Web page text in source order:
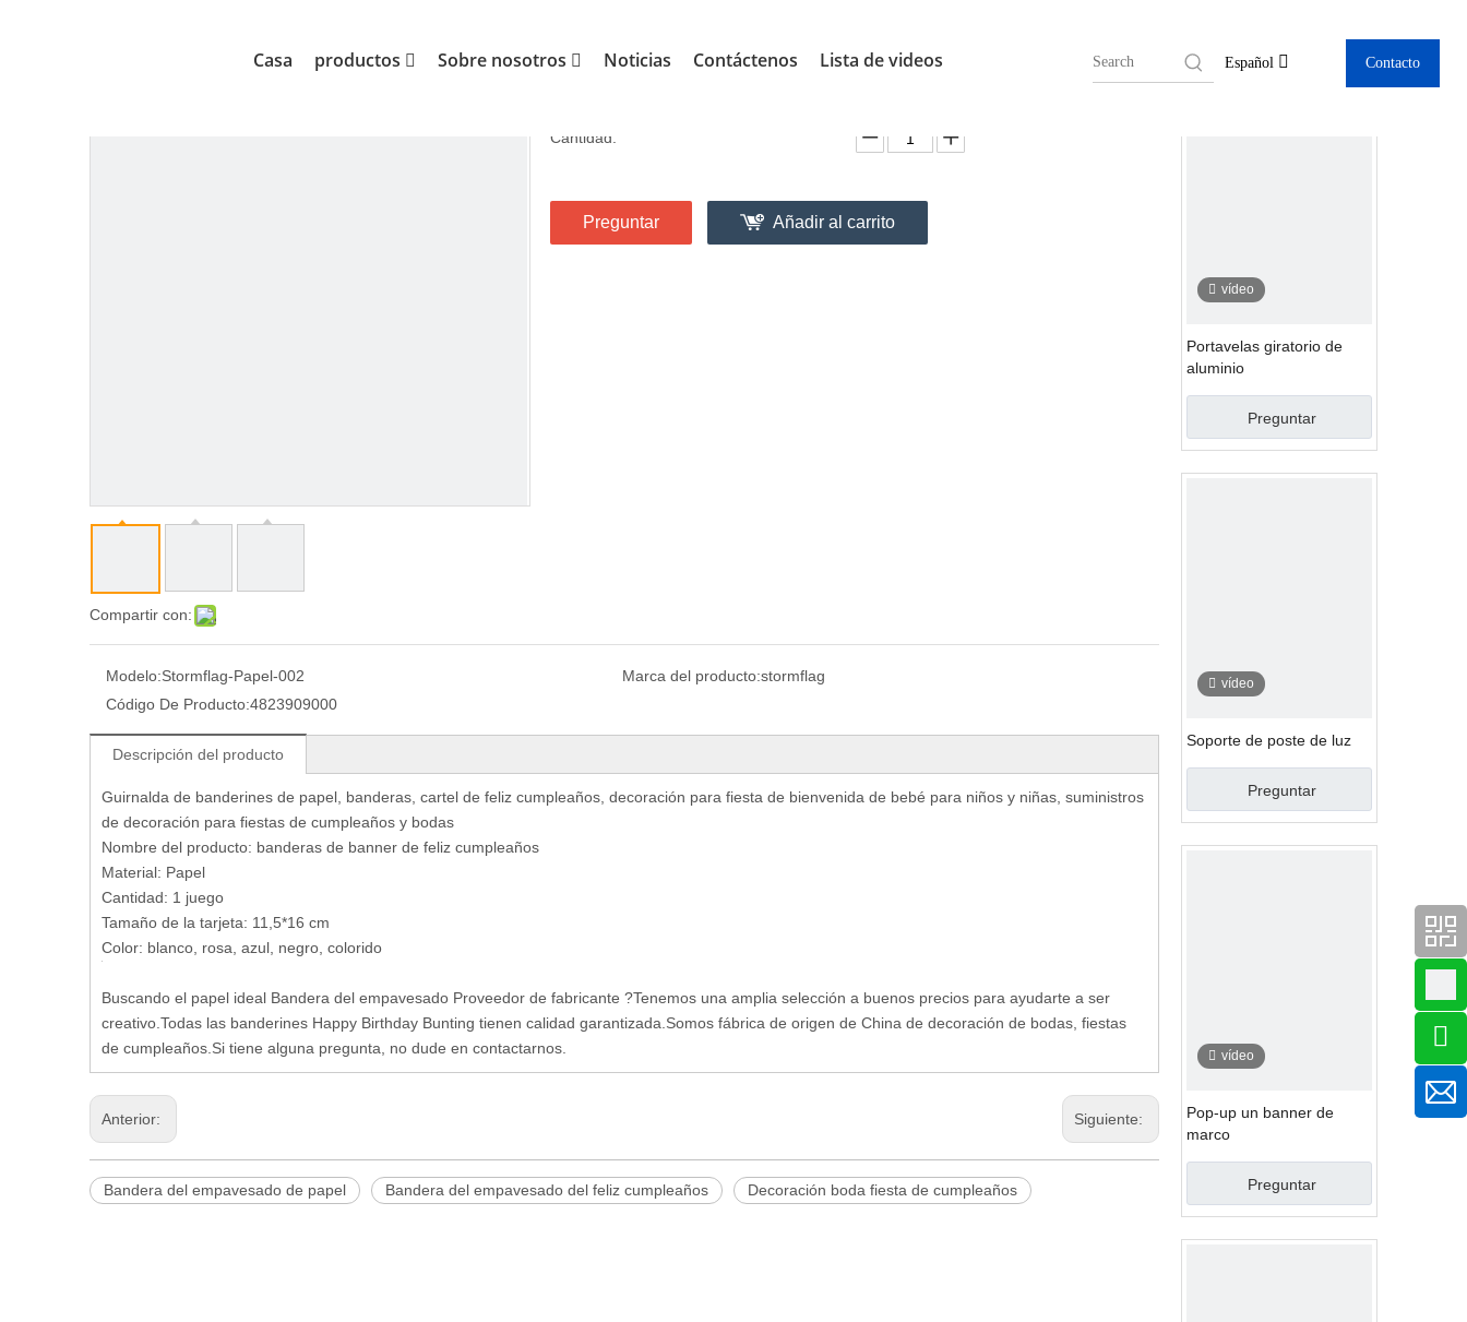
Casa productos Sobre nosotros Noticias Contáctenos Lista de videos Español Contacto
Compartir con:
Cantidad:
Preguntar Añadir al carrito
Modelo:Stormflag-Papel-002 Marca del producto:stormflag
Código De Producto:4823909000
Descripción del producto
Guirnalda de banderines de papel, banderas, cartel de feliz cumpleaños, decoración para fiesta de bienvenida de bebé para niños y niñas, suministros
de decoración para fiestas de cumpleaños y bodas
Nombre del producto: banderas de banner de feliz cumpleaños
Material: Papel
Cantidad: 1 juego
Tamaño de la tarjeta: 11,5*16 cm
Color: blanco, rosa, azul, negro, colorido
Buscando el papel ideal Bandera del empavesado Proveedor de fabricante ?Tenemos una amplia selección a buenos precios para ayudarte a ser
creativo.Todas las banderines Happy Birthday Bunting tienen calidad garantizada.Somos fábrica de origen de China de decoración de bodas, fiestas
de cumpleaños.Si tiene alguna pregunta, no dude en contactarnos.
Anterior: Siguiente:
Bandera del empavesado de papel Bandera del empavesado del feliz cumpleaños Decoración boda fiesta de cumpleaños
vídeo
Portavelas giratorio de
aluminio
Preguntar
vídeo
Soporte de poste de luz
Preguntar
vídeo
Pop-up un banner de
marco
Preguntar